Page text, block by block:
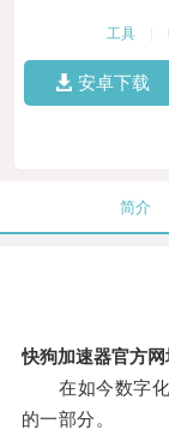
工具
安卓下载
简介
快狗加速器官方网
在如今数字化
的一部分。